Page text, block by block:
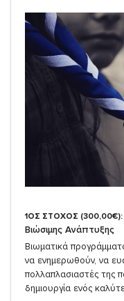
1ΟΣ ΣΤΟΧΟΣ (300,00€):
Βιώσιμης Ανάπτυξης
Βιωματικά
να ενημερωθούν, να
πολλαπλασιαστές της
δημιουργία ενός